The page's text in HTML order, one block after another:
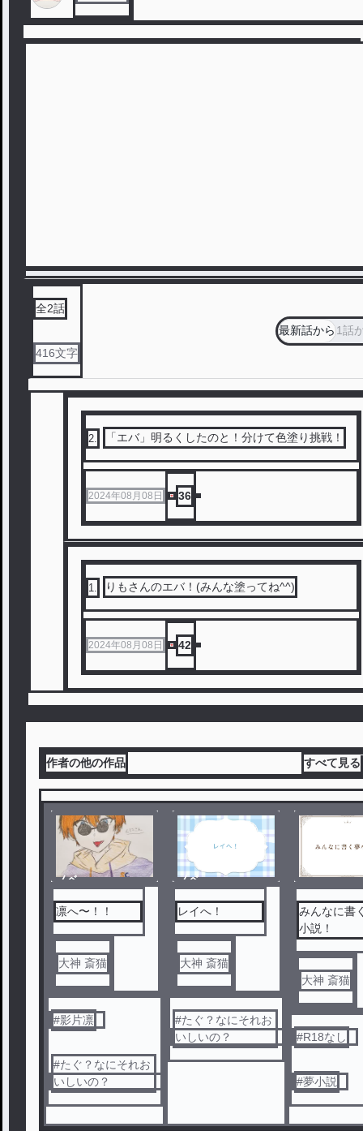
全2話
416文字
最新話から1話
2 「エバ」明るくしたのと！分けて色塗り挑戦！
2024年08月08日 36
1 りもさんのエバ！(みんな塗ってね^^)
2024年08月08日 42
作者の他の作品 すべて見る
ノベ
凛へ〜！！
大神 斎猫
#影片凛
#たぐ？なにそれお
いしいの？
ノベ
レイへ！
大神 斎猫
#たぐ？なにそれお
いしいの？
みんなに書
小説！
大神 斎猫
#R18なし
#夢小説